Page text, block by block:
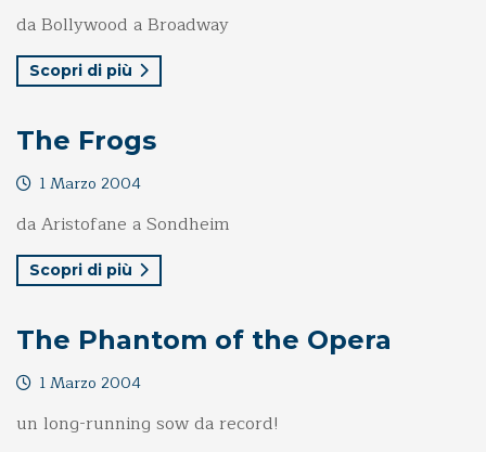
da Bollywood a Broadway
Scopri di più
The Frogs
1 Marzo 2004
da Aristofane a Sondheim
Scopri di più
The Phantom of the Opera
1 Marzo 2004
un long-running sow da record!